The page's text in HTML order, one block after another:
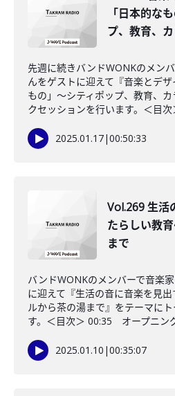
「日本的な
プ、教育、
先週に続きバンドWONKのメン
んをゲストに迎えて『音楽とデ
もの」～シティポップ、教育、
クセッションを行います。＜目次
2025.01.17|00:50:33
Vol.269 生活
たらしい教
まで
バンドWONKのメンバーで音楽
に迎えて『生活の音に音楽を見
ルから茶の湯まで』をテーマに
す。＜目次＞ 00:35 オープニン
2025.01.10 |00:35:07